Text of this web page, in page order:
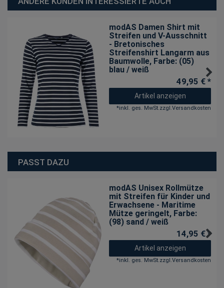
modAS Damen Shirt mit
Streifen und V-Ausschnitt
- Bretonisches
Streifenshirt Langarm aus
Baumwolle, Farbe: (05)
blau / weiß
49,95 € *
Artikel anzeigen
*inkl. ges. MwSt.zzgl.Versandkosten
PASST DAZU
modAS Unisex Rollmütze
mit Streifen für Kinder und
Erwachsene - Maritime
Mütze geringelt, Farbe:
(98) sand / weiß
14,95 € *
Artikel anzeigen
*inkl. ges. MwSt.zzgl.Versandkosten